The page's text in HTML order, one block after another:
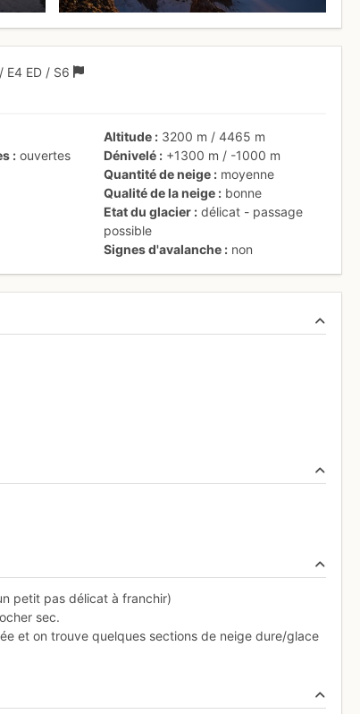
/ E4 ED / S6
ouvertes
Altitude 3200 m / 4465 m
Dénivelé
+1300 m / -1000 m
Quantité de neige
moyenne
Qualité de la neige
bonne
Etat du glacier
délicat - passage
possible
Signes d'avalanche
non
petit pas délicat à franchir)
sec.
et on trouve quelques sections de neige dure/glace